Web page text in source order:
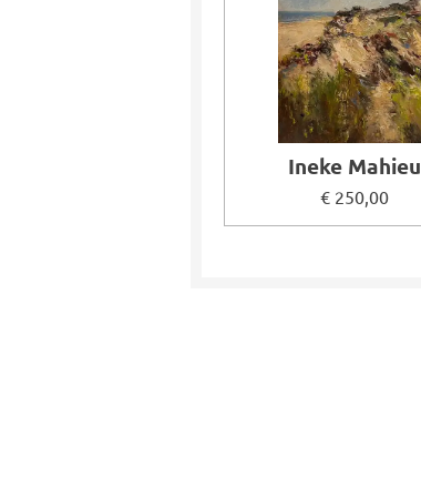
Ineke Mahieu
€ 250,00